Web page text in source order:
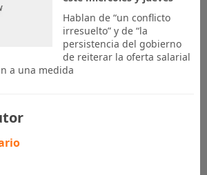
Hablan de “un conflicto
irresuelto” y de “la
persistencia del gobierno
de reiterar la oferta salarial
a una medida